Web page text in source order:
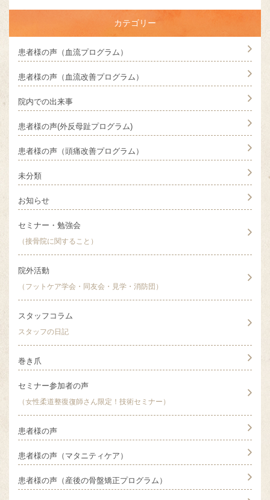
カテゴリー
患者様の声（血流プログラム）
患者様の声（血流改善プログラム）
院内での出来事
患者様の声(外反母趾プログラム)
患者様の声（頭痛改善プログラム）
未分類
お知らせ
セミナー・勉強会
（接骨院に関すること）
院外活動
（フットケア学会・同友会・見学・消防団）
スタッフコラム
スタッフの日記
巻き爪
セミナー参加者の声
（女性柔道整復復師さん限定！技術セミナー）
患者様の声
患者様の声（マタニティケア）
患者様の声（産後の骨盤矯正プログラム）